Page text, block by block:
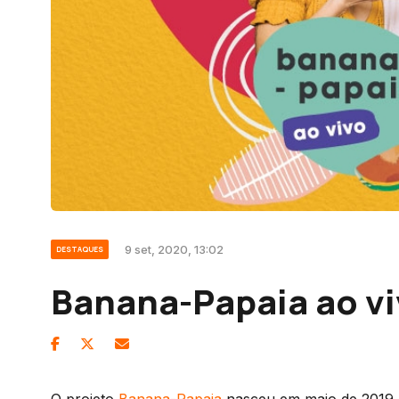
DESTAQUES 9 set, 2020, 13:02
Banana-Papaia ao